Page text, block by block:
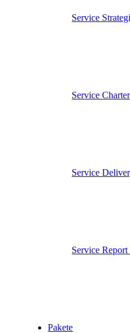
Service
Service
Service
Service
Pakete